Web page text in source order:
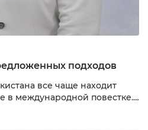
подходов
все чаще находит
в международной повестке.
стало принятие